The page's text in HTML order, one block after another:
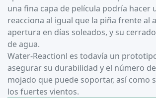
una fina capa de película podría hacer
reacciona al igual que la piña frente al
apertura en días soleados, y su
de agua.
Water-Reactionl es todavía un
asegurar su durabilidad y el número
mojado que puede soportar, así como
los fuertes vientos.